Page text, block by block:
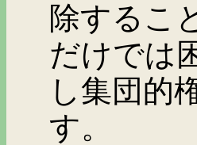
除するこ
だけでは
し集団的
す。